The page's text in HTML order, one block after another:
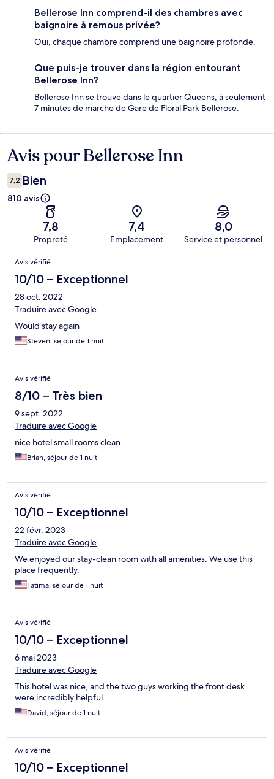
Bellerose Inn comprend-il des chambres avec
baignoire à remous privée?
Oui, chaque chambre comprend une baignoire profonde.
Que puis-je trouver dans la région entourant
Bellerose Inn?
Bellerose Inn se trouve dans le quartier Queens, à seulement
7 minutes de marche de Gare de Floral Park Bellerose.
Avis
Avis pour Bellerose Inn
7,2 Bien
810 avis
7,8
Propreté
7,4
Emplacement
8,0
Service et personnel
Avis
Avis vérifié
10/10 – Exceptionnel
28 oct. 2022
Traduire avec Google
Would stay again
Steven, séjour de 1 nuit
Avis vérifié
8/10 – Très bien
9 sept. 2022
Traduire avec Google
nice hotel small rooms clean
Brian, séjour de 1 nuit
Avis vérifié
10/10 – Exceptionnel
22 févr. 2023
Traduire avec Google
We enjoyed our stay-clean room with all amenities. We use this
place frequently.
Fatima, séjour de 1 nuit
Avis vérifié
10/10 – Exceptionnel
6 mai 2023
Traduire avec Google
This hotel was nice, and the two guys working the front desk
were incredibly helpful.
David, séjour de 1 nuit
Avis vérifié
10/10 – Exceptionnel